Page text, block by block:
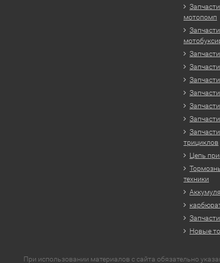
мотопомп
трициклов
Цепь
техники
Новые
При использовании материалов с сайта обязательно